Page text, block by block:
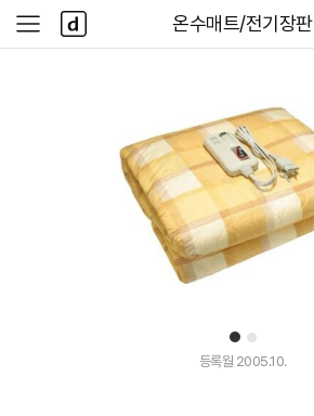
다나와
온수매트/전기장판
사
이
다
나
와
1 2
등록월 2005.10.